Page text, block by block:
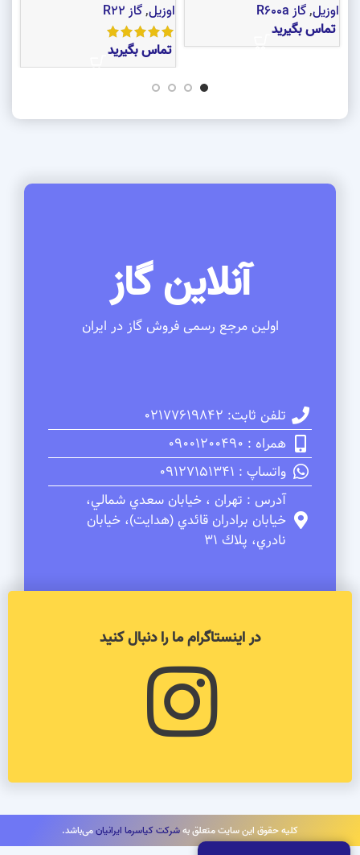
اوزیل,گاز R600a
تماس بگیرید
اوزیل,گاز R22
تماس بگیرید
آنلاین گاز
اولین مرجع رسمی فروش گاز در ایران
تلفن ثابت: 02177619842
همراه : 09001200490
واتساپ : 09127151341
آدرس : تهران ، خيابان سعدي شمالي،
خيابان برادران قائدي (هدايت)، خيابان
نادري، پلاك 31
در اینستاگرام ما را دنبال کنید
کلیه حقوق این سایت متعلق بهشرکت کیاسرما ایرانیانمی‌باشد.